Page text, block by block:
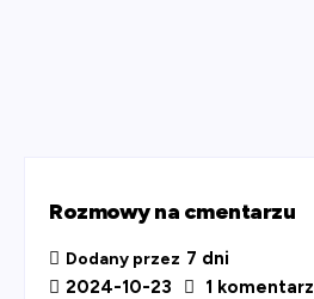
Rozmowy na cmentarzu
Dodany przez 7 dni
2024-10-23
1 komentarz